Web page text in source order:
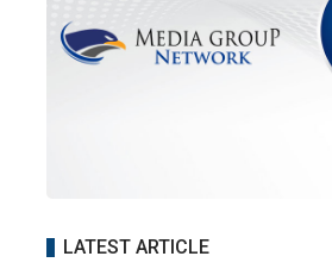
LATEST ARTICLE